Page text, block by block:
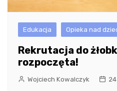
Edukacja Opieka nad
Rekrutacja do
rozpoczęta!
Wojciech Kowalczyk